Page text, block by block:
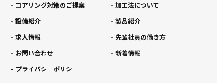
コアリング対策のご提案
加工法について
設備紹介
製品紹介
求人情報
先輩社員の働き方
お問い合わせ
新着情報
プライバシーポリシー